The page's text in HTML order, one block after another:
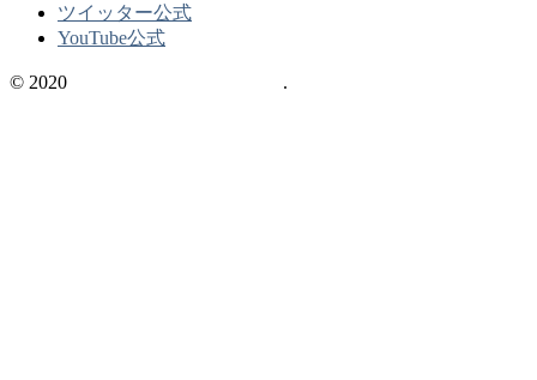
ツイッター公式
YouTube公式
© 2020 .